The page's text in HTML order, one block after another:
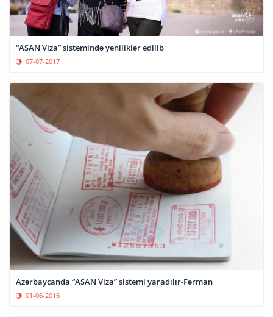
“ASAN Viza” sistemində yeniliklər edilib
07-07-2017
Azərbaycanda “ASAN Viza” sistemi yaradılır-Fərman
01-06-2016